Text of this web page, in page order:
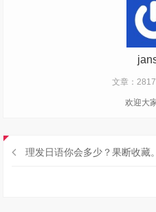
文章：2817
欢迎大
理发日语你会多少？果断收藏。